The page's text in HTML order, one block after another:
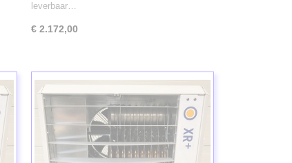
leverbaar…
€ 2.172,00